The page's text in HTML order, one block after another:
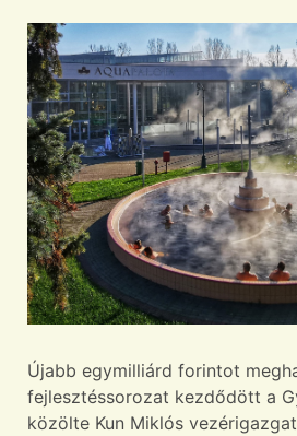
Újabb egymilliárd forintot
fejlesztéssorozat kezdődött a
közölte Kun Miklós